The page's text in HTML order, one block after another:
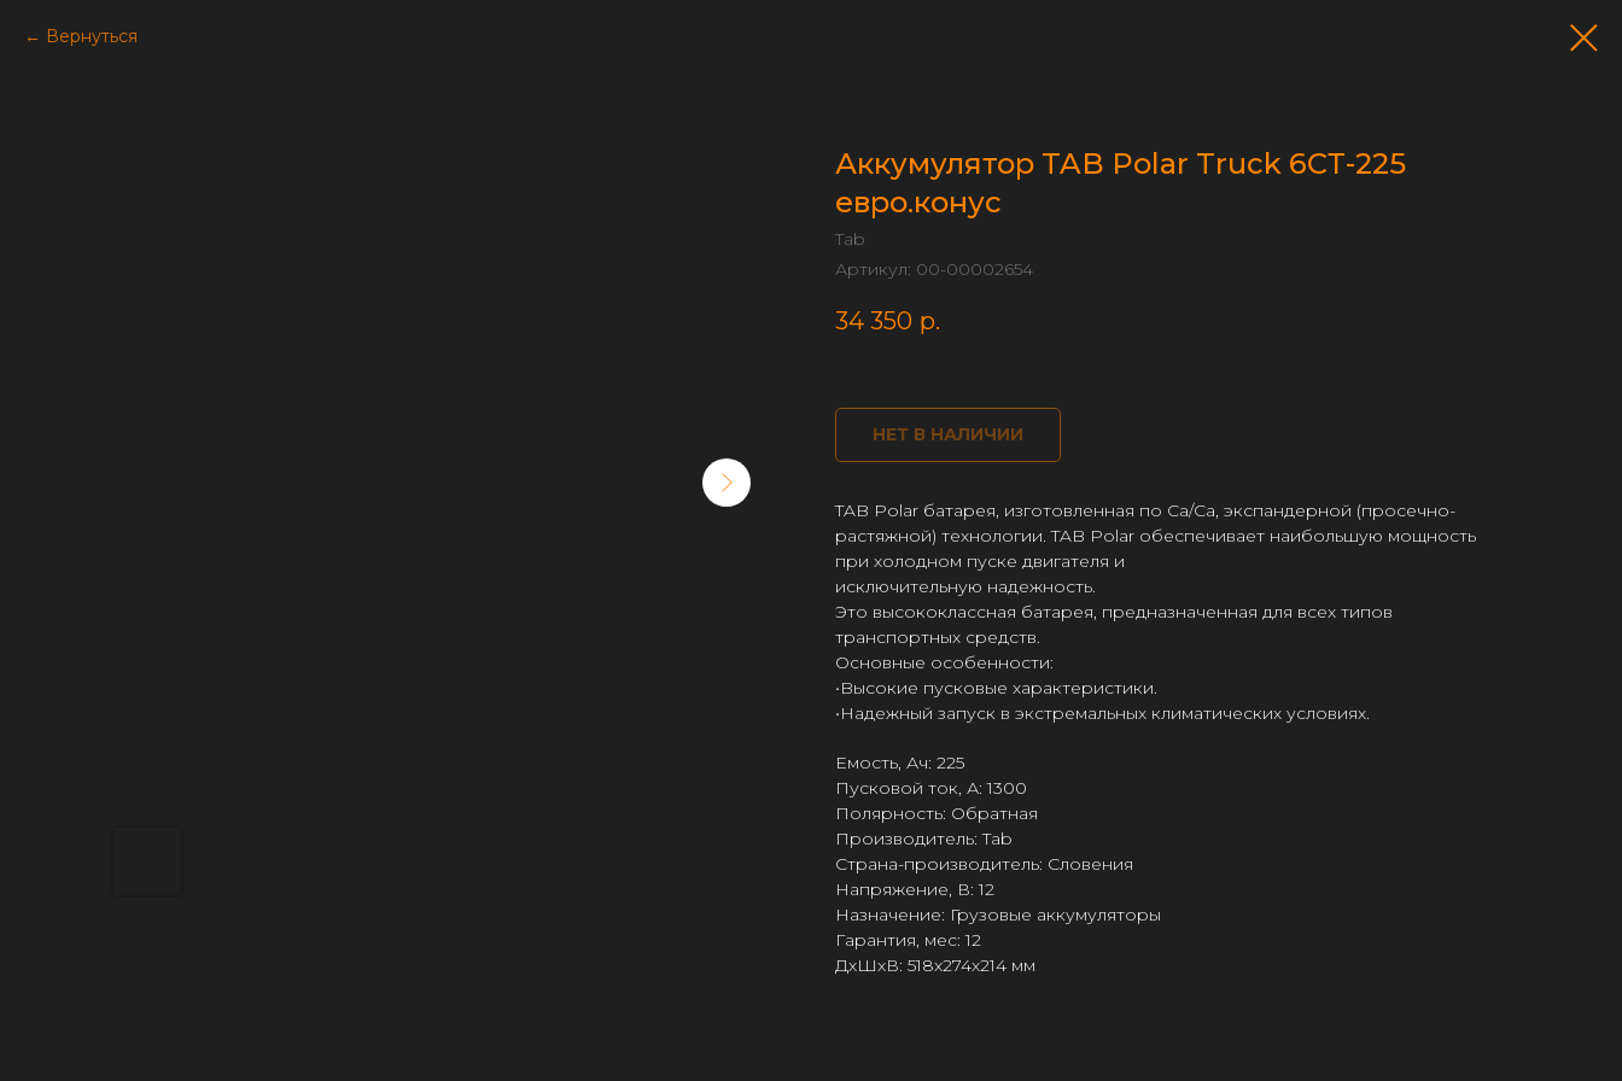
Вернуться
Аккумулятор TAB Polar Truck 6СТ-225
евро.конус
Tab
Артикул: 00-00002654
34 350 р.
НЕТ В НАЛИЧИИ
TAB Polar батарея, изготовленная по Са/Са, экспандерной (просечно-
растяжной) технологии. TAB Polar обеспечивает наибольшую мощность
при холодном пуске двигателя и
исключительную надежность.
Это высококлассная батарея, предназначенная для всех типов
транспортных средств.
Основные особенности:
•Bысокие пусковые характеристики.
•Hадежный запуск в экстремальных климатических условиях.
Емость, Ач: 225
Пусковой ток, А: 1300
Полярность: Обратная
Производитель: Tab
Страна-производитель: Словения
Напряжение, В: 12
Назначение: Грузовые аккумуляторы
Гарантия, мес: 12
ДxШxВ: 518x274x214 мм